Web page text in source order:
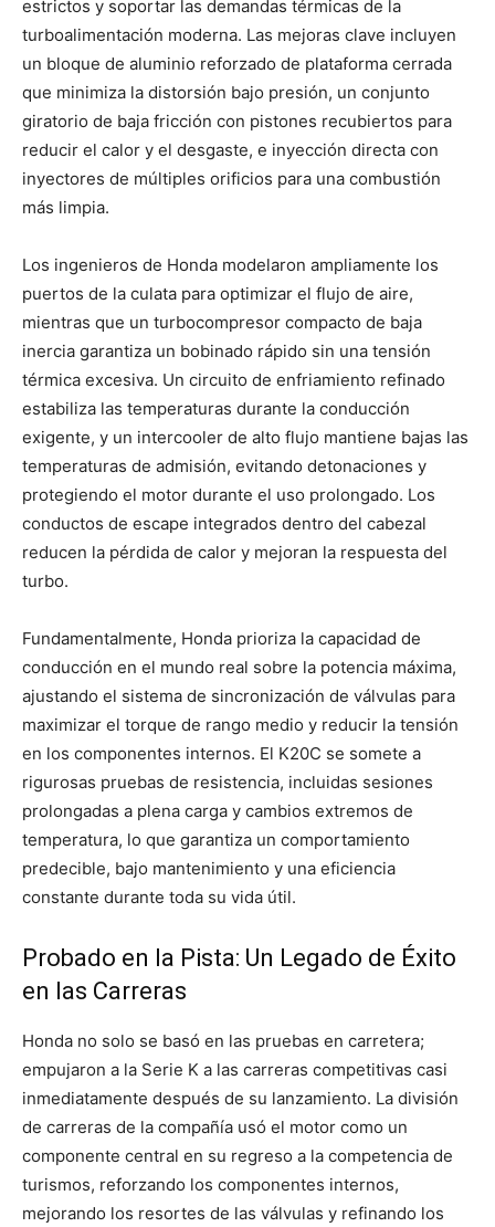
estrictos y soportar las demandas térmicas de la
turboalimentación moderna. Las mejoras clave incluyen
un bloque de aluminio reforzado de plataforma cerrada
que minimiza la distorsión bajo presión, un conjunto
giratorio de baja fricción con pistones recubiertos para
reducir el calor y el desgaste, e inyección directa con
inyectores de múltiples orificios para una combustión
más limpia.
Los ingenieros de Honda modelaron ampliamente los
puertos de la culata para optimizar el flujo de aire,
mientras que un turbocompresor compacto de baja
inercia garantiza un bobinado rápido sin una tensión
térmica excesiva. Un circuito de enfriamiento refinado
estabiliza las temperaturas durante la conducción
exigente, y un intercooler de alto flujo mantiene bajas las
temperaturas de admisión, evitando detonaciones y
protegiendo el motor durante el uso prolongado. Los
conductos de escape integrados dentro del cabezal
reducen la pérdida de calor y mejoran la respuesta del
turbo.
Fundamentalmente, Honda prioriza la capacidad de
conducción en el mundo real sobre la potencia máxima,
ajustando el sistema de sincronización de válvulas para
maximizar el torque de rango medio y reducir la tensión
en los componentes internos. El K20C se somete a
rigurosas pruebas de resistencia, incluidas sesiones
prolongadas a plena carga y cambios extremos de
temperatura, lo que garantiza un comportamiento
predecible, bajo mantenimiento y una eficiencia
constante durante toda su vida útil.
Probado en la Pista: Un Legado de Éxito
en las Carreras
Honda no solo se basó en las pruebas en carretera;
empujaron a la Serie K a las carreras competitivas casi
inmediatamente después de su lanzamiento. La división
de carreras de la compañía usó el motor como un
componente central en su regreso a la competencia de
turismos, reforzando los componentes internos,
mejorando los resortes de las válvulas y refinando los